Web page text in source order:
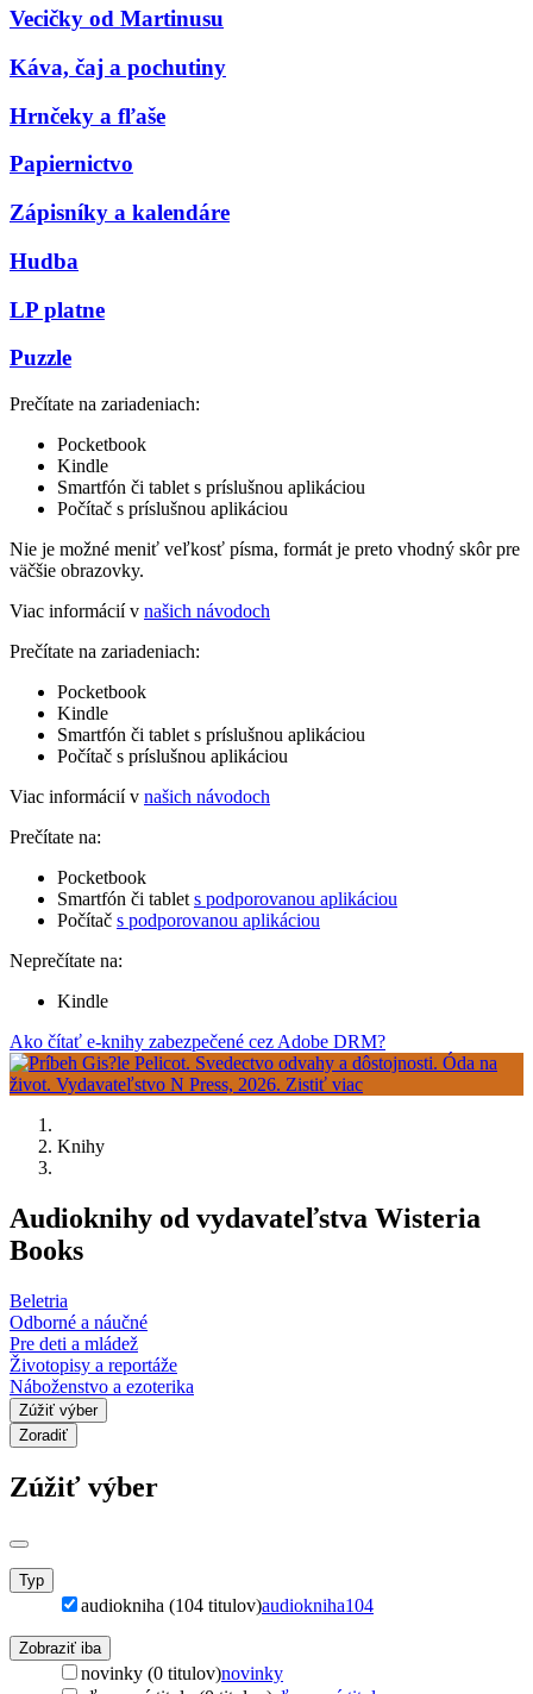
Vecičky od Martinusu
Káva, čaj a pochutiny
Hrnčeky a fľaše
Papiernictvo
Zápisníky a kalendáre
Hudba
LP platne
Puzzle
Prečítate na zariadeniach:
Pocketbook
Kindle
Smartfón či tablet s príslušnou aplikáciou
Počítač s príslušnou aplikáciou
Nie je možné meniť veľkosť písma, formát je preto vhodný skôr pre
väčšie obrazovky.
Viac informácií v našich návodoch
Prečítate na zariadeniach:
Pocketbook
Kindle
Smartfón či tablet s príslušnou aplikáciou
Počítač s príslušnou aplikáciou
Viac informácií v našich návodoch
Prečítate na:
Pocketbook
Smartfón či tablet s podporovanou aplikáciou
Počítač s podporovanou aplikáciou
Neprečítate na:
Kindle
Ako čítať e-knihy zabezpečené cez Adobe DRM?
Knihy
Audioknihy od vydavateľstva Wisteria
Books
Beletria
Odborné a náučné
Pre deti a mládež
Životopisy a reportáže
Náboženstvo a ezoterika
Zúžiť výber
Zoradiť
Zúžiť výber
Typ
audiokniha (104 titulov)audiokniha104
Zobraziť iba
novinky (0 titulov)novinky